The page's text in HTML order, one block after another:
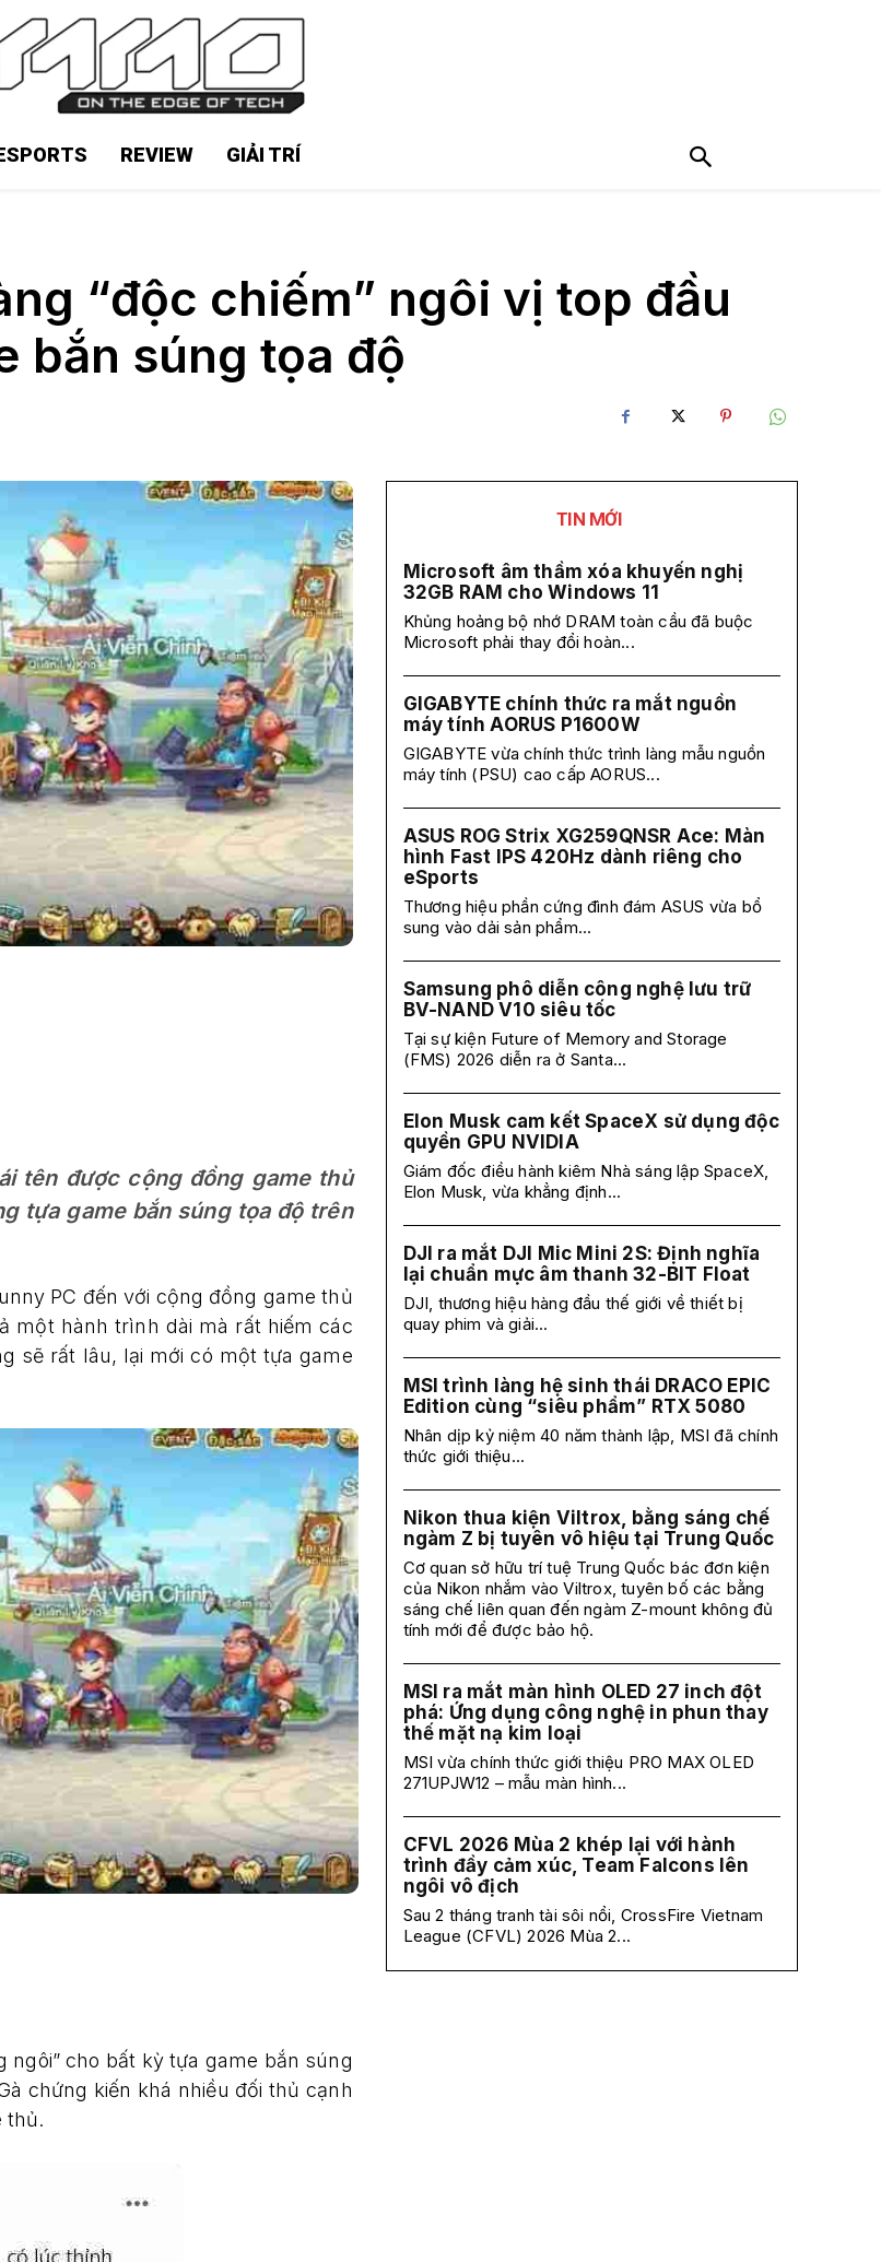
REVIEW GIẢI TRÍ
“độc chiếm” ngôi vị top đầu
bắn súng tọa độ
tên được cộng đồng game thủ
tựa game bắn súng tọa độ trên
PC đến với cộng đồng game thủ
một hành trình dài mà rất hiếm các
sẽ rất lâu, lại mới có một tựa game
ngôi” cho bất kỳ tựa game bắn súng
chứng kiến khá nhiều đối thủ cạnh
thủ.
TIN MỚI
Microsoft âm thầm xóa khuyến nghị
32GB RAM cho Windows 11
Khủng hoảng bộ nhớ DRAM toàn cầu đã buộc
Microsoft phải thay đổi hoàn...
GIGABYTE chính thức ra mắt nguồn
máy tính AORUS P1600W
GIGABYTE vừa chính thức trình làng mẫu nguồn
máy tính (PSU) cao cấp AORUS...
ASUS ROG Strix XG259QNSR Ace: Màn
hình Fast IPS 420Hz dành riêng cho
eSports
Thương hiệu phần cứng đình đám ASUS vừa bổ
sung vào dải sản phẩm...
Samsung phô diễn công nghệ lưu trữ
BV-NAND V10 siêu tốc
Tại sự kiện Future of Memory and Storage
(FMS) 2026 diễn ra ở Santa...
Elon Musk cam kết SpaceX sử dụng độc
quyền GPU NVIDIA
Giám đốc điều hành kiêm Nhà sáng lập SpaceX,
Elon Musk, vừa khẳng định...
DJI ra mắt DJI Mic Mini 2S: Định nghĩa
lại chuẩn mực âm thanh 32-BIT Float
DJI, thương hiệu hàng đầu thế giới về thiết bị
quay phim và giải...
MSI trình làng hệ sinh thái DRACO EPIC
Edition cùng “siêu phẩm” RTX 5080
Nhân dịp kỷ niệm 40 năm thành lập, MSI đã chính
thức giới thiệu...
Nikon thua kiện Viltrox, bằng sáng chế
ngàm Z bị tuyên vô hiệu tại Trung Quốc
Cơ quan sở hữu trí tuệ Trung Quốc bác đơn kiện
của Nikon nhắm vào Viltrox, tuyên bố các bằng
sáng chế liên quan đến ngàm Z-mount không đủ
tính mới để được bảo hộ.
MSI ra mắt màn hình OLED 27 inch đột
phá: Ứng dụng công nghệ in phun thay
thế mặt nạ kim loại
MSI vừa chính thức giới thiệu PRO MAX OLED
271UPJW12 – mẫu màn hình...
CFVL 2026 Mùa 2 khép lại với hành
trình đầy cảm xúc, Team Falcons lên
ngôi vô địch
Sau 2 tháng tranh tài sôi nổi, CrossFire Vietnam
League (CFVL) 2026 Mùa 2...